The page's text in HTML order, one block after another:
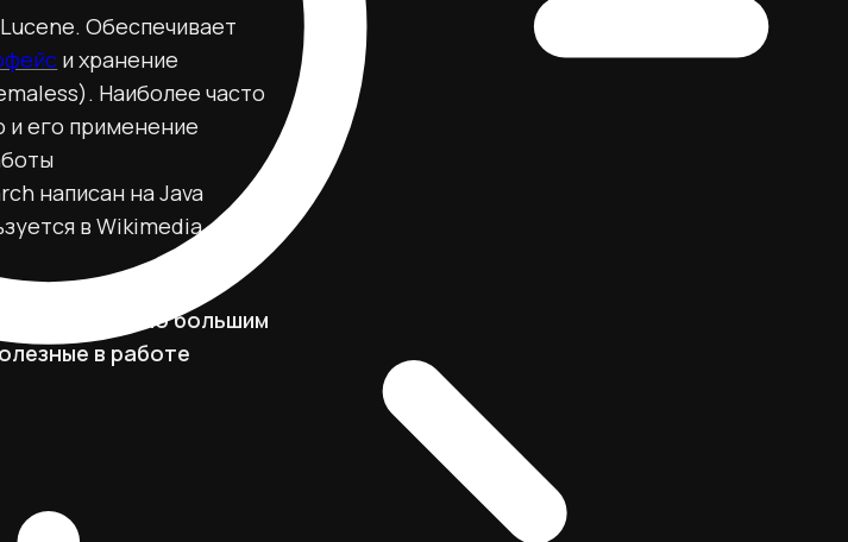
Обеспечивает
и хранение
Наиболее часто
и его применение
написан на Java
в Wikimedia,
поиска по большим
в работе